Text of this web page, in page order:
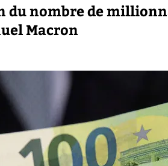
du nombre de
Macron